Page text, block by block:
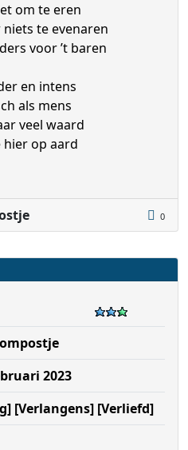
om te eren
te evenaren
voor ’t baren
en intens
als mens
veel waard
hier op aard
0
2023
[Verlangens] [Verliefd]